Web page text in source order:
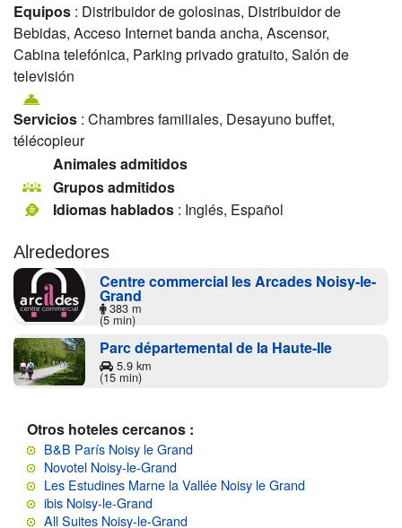
Equipos : Distribuidor de golosinas, Distribuidor de
Bebidas, Acceso Internet banda ancha, Ascensor,
Cabina telefónica, Parking privado gratuito, Salón de
televisión
Servicios : Chambres familiales, Desayuno buffet,
télécopieur
Animales admitidos
Grupos admitidos
Idiomas hablados : Inglés, Español
Alrededores
Centre commercial les Arcades Noisy-le-
Grand
383 m
(5 min)
Parc départemental de la Haute-Ile
5.9 km
(15 min)
Otros hoteles cercanos :
B&B París Noisy le Grand
Novotel Noisy-le-Grand
Les Estudines Marne la Vallée Noisy le Grand
ibis Noisy-le-Grand
All Suites Noisy-le-Grand